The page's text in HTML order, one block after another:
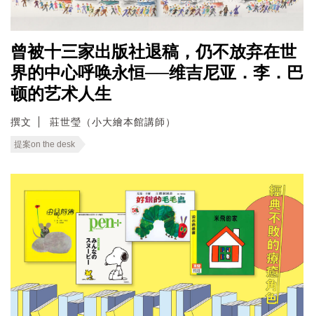
曾被十三家出版社退稿，仍不放弃在世
界的中心呼唤永恒──维吉尼亚．李．巴
顿的艺术人生
撰文 莊世瑩（小大繪本館講師）
提案on the desk